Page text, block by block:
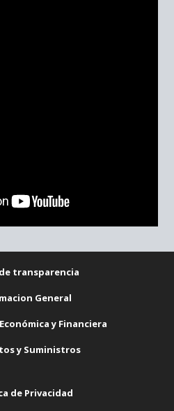
transparencia
General
y Financiera
y Suministros
de Privacidad